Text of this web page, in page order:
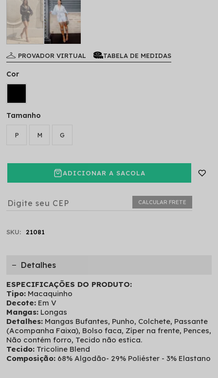
PROVADOR VIRTUAL TABELA DE MEDIDAS
Tamanho
P M G
Cor
ADICIONAR A SACOLA
CALCULAR FRETE
SKU: 21081
Detalhes
ESPECIFICAÇÕES DO PRODUTO:
Tipo: Macaquinho
Decote: Em V
Mangas: Longas
Detalhes: Mangas Bufantes, Punho, Colchete, Passante
(Acompanha Faixa), Bolso faca, Zíper na frente, Pences,
Não contém forro, Tecido não estica.
Tecido: Tricoline Blend
Composição: 68% Algodão- 29% Poliéster - 3% Elastano